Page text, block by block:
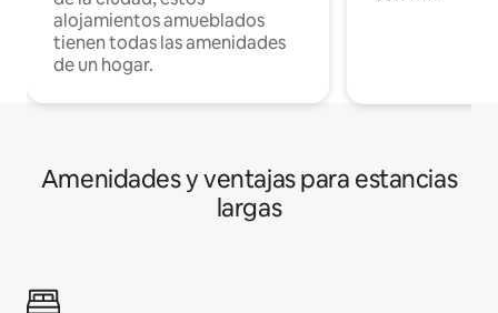
alojamientos amueblados
tienen todas las amenidades
de un hogar.
Amenidades y ventajas para estancias
largas